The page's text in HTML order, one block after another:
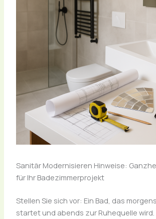
Sanitär Modernisieren Hinweise:
für Ihr Badezimmerprojekt
Stellen Sie sich vor: Ein Bad, das
startet und abends zur Ruhequelle